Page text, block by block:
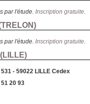
par l'étude. Inscription gratuite.
TRELON)
par l'étude. Inscription gratuite.
LILLE)
- 59022 LILLE Cedex
20 93